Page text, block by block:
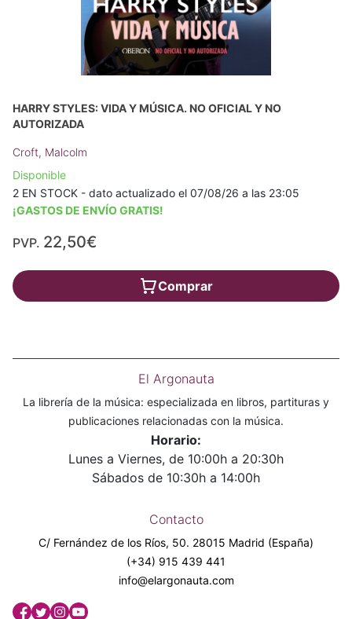
HARRY STYLES: VIDA Y MÚSICA. NO OFICIAL Y NO
AUTORIZADA
Croft, Malcolm
Disponible
2 EN STOCK - dato actualizado el 07/08/26 a las 23:05
¡GASTOS DE ENVÍO GRATIS!
PVP. 22,50€
Comprar
El Argonauta
La librería de la música: especializada en libros, partituras y
publicaciones relacionadas con la música.
Horario:
Lunes a Viernes, de 10:00h a 20:30h
Sábados de 10:30h a 14:00h
Contacto
C/ Fernández de los Ríos, 50. 28015 Madrid (España)
(+34) 915 439 441
info@elargonauta.com